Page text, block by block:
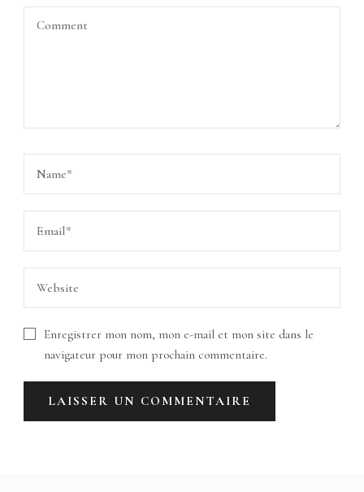
Enregistrer mon nom, mon e-mail et mon site dans le
navigateur pour mon prochain commentaire.